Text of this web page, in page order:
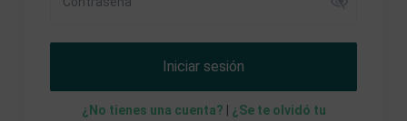
Iniciar sesión
¿No tienes una cuenta? | ¿Se te olvidó tu